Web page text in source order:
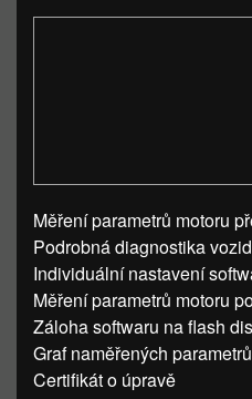
Měření parametrů motoru
Podrobná diagnostika
Individuální nastavení
Měření parametrů motoru
Záloha softwaru na flash
Graf naměřených parametrů
Certifikát o úpravě